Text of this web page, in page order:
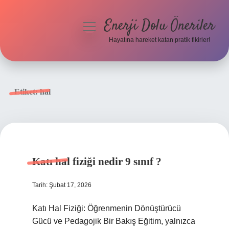
menüyüEnerji Dolu Öneriler
Hayatına hareket katan pratik fikirler!
Etiket:hal
Katı hal fiziği nedir 9 sınıf ?
Tarih: Şubat 17, 2026
Katı Hal Fiziği: Öğrenmenin Dönüştürücü
Gücü ve Pedagojik Bir Bakış Eğitim, yalnızca